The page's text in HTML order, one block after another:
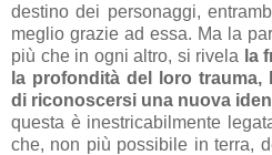
destino dei personaggi,
meglio grazie ad essa. Ma la
più che in ogni altro, si rivela la
la profondità del loro trauma,
di riconoscersi una nuova
questa è inestricabilmente
che, non più possibile in terra,